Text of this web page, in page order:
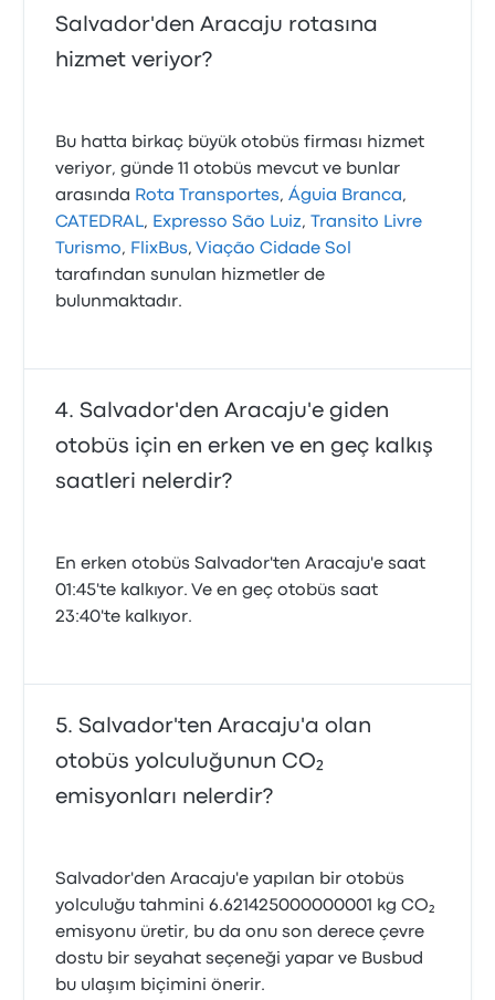
Salvador'den Aracaju rotasına
hizmet veriyor?
Bu hatta birkaç büyük otobüs firması hizmet
veriyor, günde 11 otobüs mevcut ve bunlar
arasında Rota Transportes,Águia Branca,
CATEDRAL, Expresso São Luiz,
Transito Livre
Turismo, FlixBus, Viação Cidade Sol
tarafından sunulan hizmetler de
bulunmaktadır.
Salvador'den Aracaju'e giden
otobüs için en erken ve en geç kalkış
saatleri nelerdir?
En erken otobüs Salvador'ten Aracaju'e saat
01:45'te kalkıyor. Ve en geç otobüs saat
23:40'te kalkıyor.
Salvador'ten Aracaju'a olan
otobüs yolculuğunun CO₂
emisyonları nelerdir?
Salvador'den Aracaju'e yapılan bir otobüs
yolculuğu tahmini 6.621425000000001 kg CO₂
emisyonu üretir, bu da onu son derece çevre
dostu bir seyahat seçeneği yapar ve Busbud
bu ulaşım biçimini önerir.